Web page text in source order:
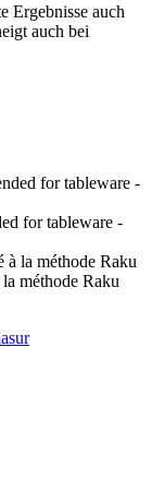
Ergebnisse auch
auch bei
for tableware -
méthode Raku